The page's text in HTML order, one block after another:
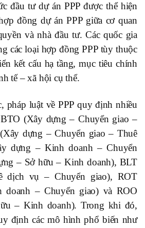
tư dự án PPP được thể hiện
đồng dự án PPP giữa cơ quan
và nhà đầu tư. Các quốc gia
các loại hợp đồng PPP tùy thuộc
kết cấu hạ tầng, mục tiêu chính
tế – xã hội cụ thể.
luật về PPP quy định nhiều
(Xây dựng – Chuyển giao –
dựng – Chuyển giao – Thuê
dựng – Kinh doanh – Chuyển
– Sở hữu – Kinh doanh), BLT
dịch vụ – Chuyển giao), ROT
– Chuyển giao) và ROO
– Kinh doanh). Trong khi đó,
định các mô hình phổ biến như